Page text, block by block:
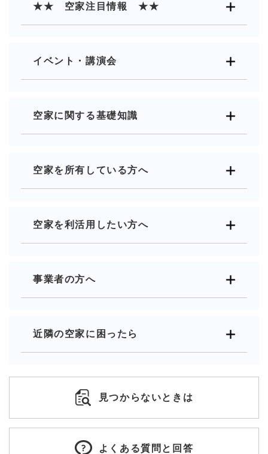
★★ 空家注目情報 ★★
イベント・講演会
空家に関する基礎知識
空家を所有している方へ
空家を利活用したい方へ
事業者の方へ
近隣の空家に困ったら
見つからないときは
よくある質問と回答